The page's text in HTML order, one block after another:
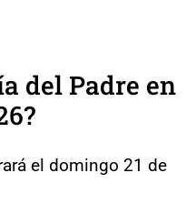
del Padre en
el domingo 21 de